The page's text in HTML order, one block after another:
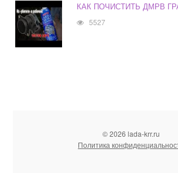
КАК ПОЧИСТИТЬ ДМРВ
5527
© 2026 lada-krr.ru
Политика